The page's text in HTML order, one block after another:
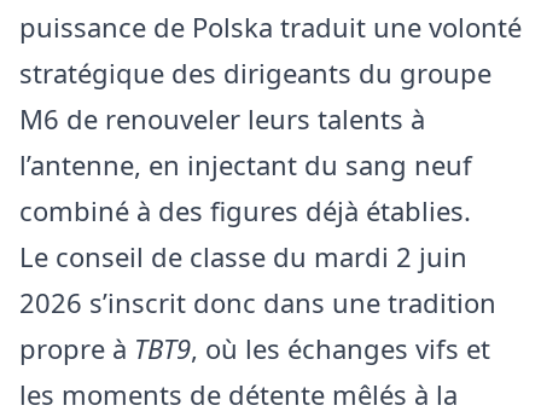
puissance de Polska traduit une volonté
stratégique des dirigeants du groupe
M6 de renouveler leurs talents à
l’antenne, en injectant du sang neuf
combiné à des figures déjà établies.
Le conseil de classe du mardi 2 juin
2026 s’inscrit donc dans une tradition
propre à TBT9, où les échanges vifs et
les moments de détente mêlés à la